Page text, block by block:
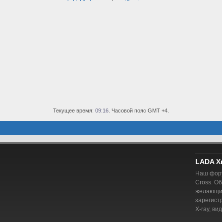
Текущее время: 09:16 . Часовой пояс GMT +4.
LADA
Наш
Cross.
X-ray,